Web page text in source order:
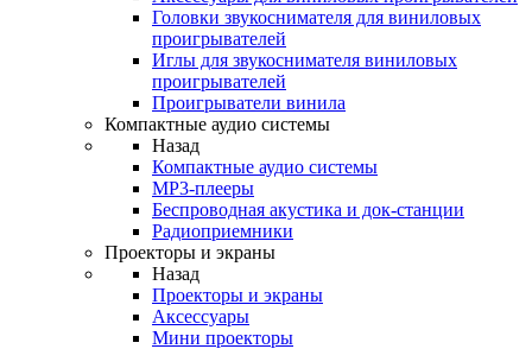
Головки звукоснимателя для виниловых
проигрывателей
Иглы для звукоснимателя виниловых
проигрывателей
Проигрыватели винила
Компактные аудио системы
Назад
Компактные аудио системы
MP3-плееры
Беспроводная акустика и док-станции
Радиоприемники
Проекторы и экраны
Назад
Проекторы и экраны
Аксессуары
Мини проекторы